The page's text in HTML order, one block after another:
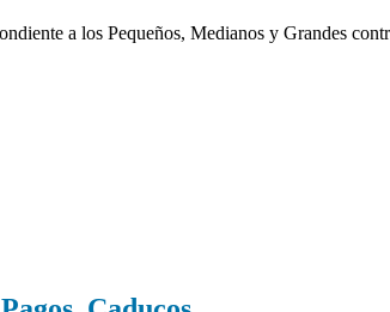
a los Pequeños, Medianos y Grandes